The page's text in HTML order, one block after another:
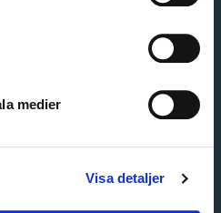
medier
Visa detaljer
Customer service